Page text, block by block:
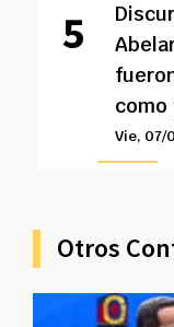
Vie, 07/
Otros